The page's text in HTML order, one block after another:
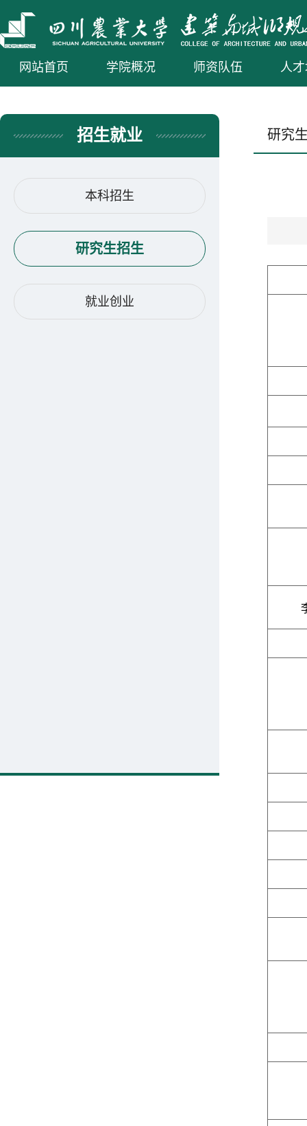
网站首页 学院概况 师资队伍 人
招生就业
本科招生
研究生招生
就业创业
研究